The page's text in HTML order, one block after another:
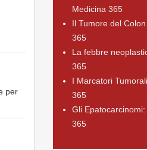
per
Medicina 365
Il Tumore del
365
La febbre
365
I Marcatori
365
Gli
365